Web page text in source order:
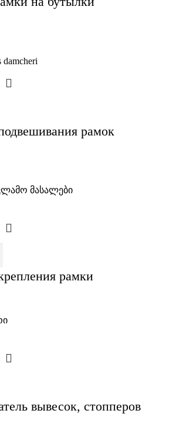
рамок
рамки
вывесок, стопперов